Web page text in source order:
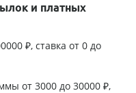
и платных
₽, ставка от 0 до
от 3000 до 30000 ₽,